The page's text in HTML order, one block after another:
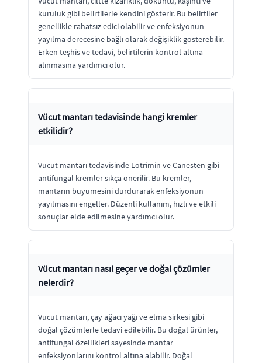
kuruluk gibi belirtilerle kendini gösterir. Bu belirtiler
genellikle rahatsız edici olabilir ve enfeksiyonun
yayılma derecesine bağlı olarak değişiklik gösterebilir.
Erken teşhis ve tedavi, belirtilerin kontrol altına
alınmasına yardımcı olur.
Vücut mantarı tedavisinde hangi kremler
etkilidir?
Vücut mantarı tedavisinde Lotrimin ve Canesten gibi
antifungal kremler sıkça önerilir. Bu kremler,
mantarın büyümesini durdurarak enfeksiyonun
yayılmasını engeller. Düzenli kullanım, hızlı ve etkili
sonuçlar elde edilmesine yardımcı olur.
Vücut mantarı nasıl geçer ve doğal çözümler
nelerdir?
Vücut mantarı, çay ağacı yağı ve elma sirkesi gibi
doğal çözümlerle tedavi edilebilir. Bu doğal ürünler,
antifungal özellikleri sayesinde mantar
enfeksiyonlarını kontrol altına alabilir. Doğal